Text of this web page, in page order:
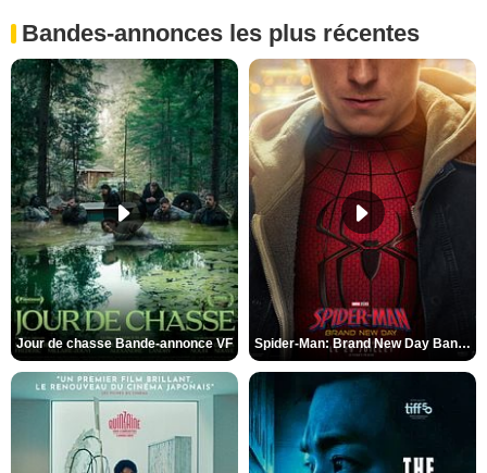
Bandes-annonces les plus récentes
Jour de chasse Bande-annonce VF Spider-Man: Brand New Day Bande-annonce (3) VO STFR